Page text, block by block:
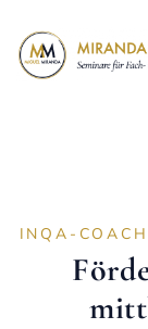
INQA-